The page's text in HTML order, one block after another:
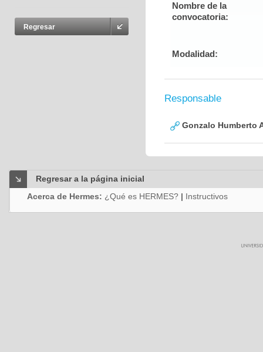
Regresar
Nombre de la
convocatoria:
Modalidad:
Responsable
Gonzalo Humberto
Regresar a la página inicial
Acerca de Hermes: ¿Qué es HERMES? | Instructivos